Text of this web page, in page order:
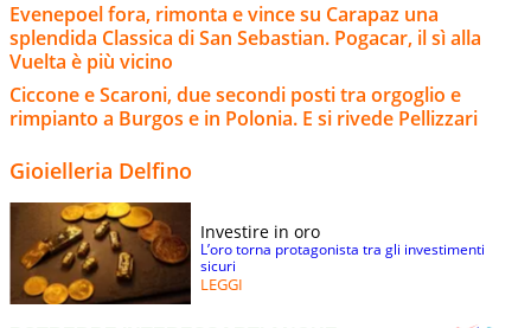
Evenepoel fora, rimonta e vince su Carapaz una
splendida Classica di San Sebastian. Pogacar, il sì alla
Vuelta è più vicino
Ciccone e Scaroni, due secondi posti tra orgoglio e
rimpianto a Burgos e in Polonia. E si rivede Pellizzari
Gioielleria Delfino
Investire in oro
L’oro torna protagonista tra gli investimenti
sicuri
LEGGI